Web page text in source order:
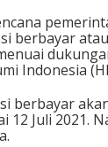
berbayar
Indonesia
berbayar
12 Juli 2021.